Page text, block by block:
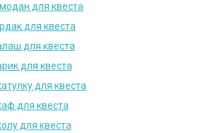
для квеста
для квеста
для квеста
для квеста
для квеста
для квеста
для квеста